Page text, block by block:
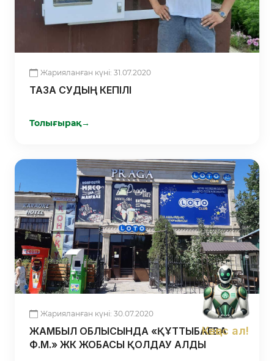
Кеңес ал!
Жарияланған күні: 31.07.2020
ТАЗА СУДЫҢ КЕПІЛІ
Толығырақ→
Жарияланған күні: 30.07.2020
ЖАМБЫЛ ОБЛЫСЫНДА «ҚҰТТЫБАЕВА
Ф.М.» ЖК ЖОБАСЫ ҚОЛДАУ АЛДЫ